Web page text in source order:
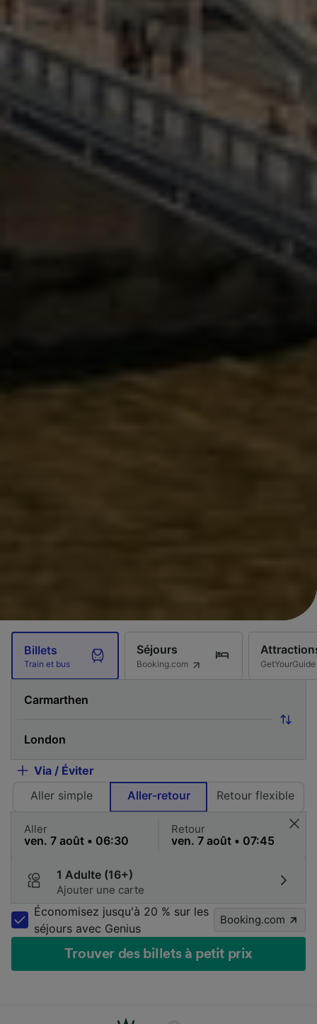
Billets
Train et bus
Séjours
Booking.com GetYourGuide
Via / Éviter
Aller simple
Aller-retour Retour flexible
Aller Retour
1 Adulte (16+)
Ajouter une carte
Économisez jusqu'à 20 % sur les
séjours avec Genius
Booking.com
Trouver des billets à petit prix